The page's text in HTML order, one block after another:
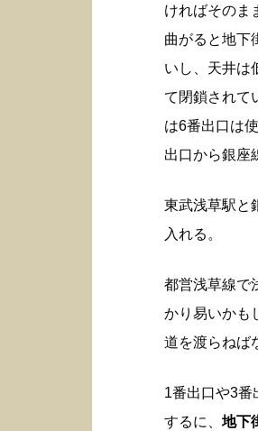
ければそのま
曲がると地下
いし、天井は
て閉鎖されて
は6番出口は
出口から銀座
東武浅草駅と
入れる。
都営浅草線で
かり易いかも
道を渡らねば
1番出口や3番
するに、 地下